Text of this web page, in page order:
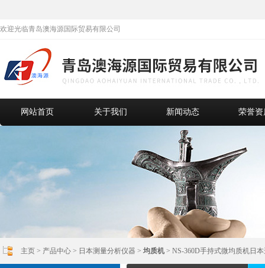
欢迎光临青岛澳海源国际贸易有限公司
网站首页 关于我们 新闻动态 荣誉资
主页 > 产品中心 > 日本测量分析仪器 > 均质机 > NS-360D手持式微均质机日